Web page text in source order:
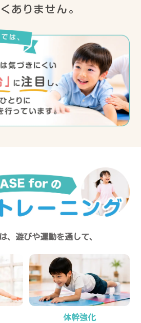
、遊びや運動を通して、
体幹強化